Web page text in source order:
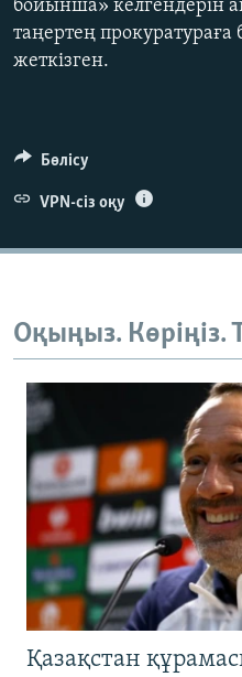
бойынша» келгендерін
таңертең
жеткізген.
Бөлісу
VPN-сіз оқу
Оқыңыз. Көріңіз.
Қазақстан